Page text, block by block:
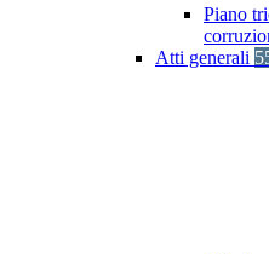
Piano
Atti generali